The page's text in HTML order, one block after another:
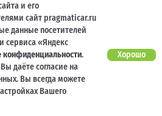
от 21 729 ₽/мес
Механическая
и его
сайт pragmaticar.ru
данные посетителей
сервиса «Яндекс
конфиденциальности.
даёте согласие на
Вы всегда можете
Вашего
Хорошо